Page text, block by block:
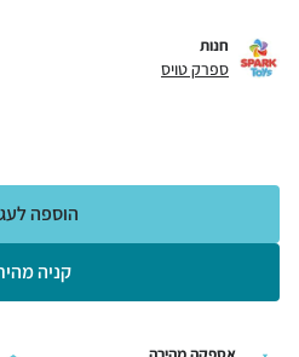
חנות
ספרק טויס
קניה
הוספה